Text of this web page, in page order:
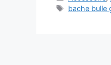
Tags
bache bulle